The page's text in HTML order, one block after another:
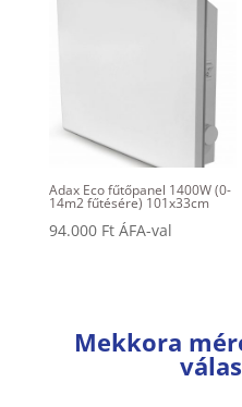
Adax Eco fűtőpanel 1400W (0-
14m2 fűtésére) 101x33cm
94.000 Ft ÁFA-val
Mekkora